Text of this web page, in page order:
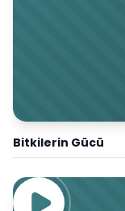
Bitkilerin Gücü